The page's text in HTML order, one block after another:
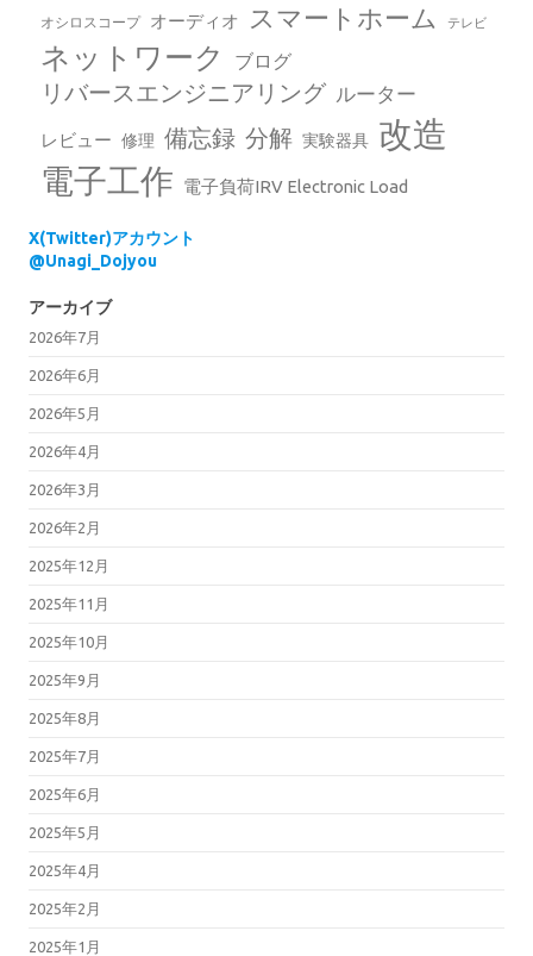
オシロスコープ オーディオ スマートホーム テレビ
ネットワーク ブログ
リバースエンジニアリング ルーター
レビュー 修理 備忘録 分解 実験器具 改造
電子工作 電子負荷IRV Electronic Load
X(Twitter)アカウント
@Unagi_Dojyou
アーカイブ
2026年7月
2026年6月
2026年5月
2026年4月
2026年3月
2026年2月
2025年12月
2025年11月
2025年10月
2025年9月
2025年8月
2025年7月
2025年6月
2025年5月
2025年4月
2025年2月
2025年1月